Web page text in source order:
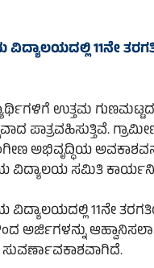
11ನೇ
ಉತ್ತಮ
ಅಭಿವೃದ್ಧಿಯ
ಸಮಿತಿ
11ನೇ
ಅರ್ಜಿಗಳನ್ನು